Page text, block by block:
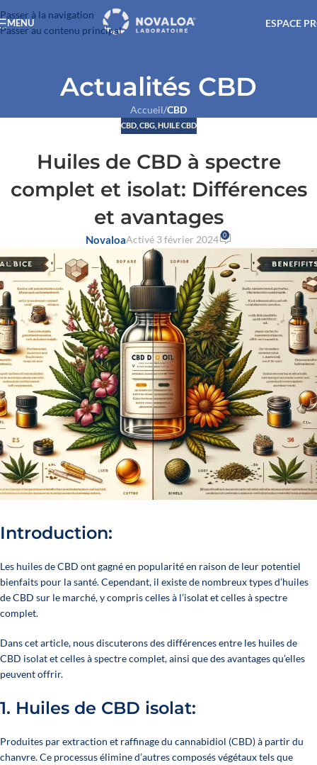
Passer à la navigation
Passer au contenu principal
MENU ESPACE
Actualités CBD
Accueil/CBD
CBD, CBG, HUILE CBD
Huiles de CBD à spectre
complet et isolat: Différences
et avantages
NovaloaActivé 3 février 2024 0
Introduction:
Les huiles de CBD ont gagné en popularité en raison de leur potentiel
bienfaits pour la santé. Cependant, il existe de nombreux types d’huiles
de CBD sur le marché, y compris celles à l’isolat et celles à spectre
complet.
Dans cet article, nous discuterons des différences entre les huiles de
CBD isolat et celles à spectre complet, ainsi que des avantages qu’elles
peuvent offrir.
1. Huiles de CBD isolat:
Produites par extraction et raffinage du cannabidiol (CBD) à partir du
chanvre. Ce processus élimine d’autres composés végétaux tels que